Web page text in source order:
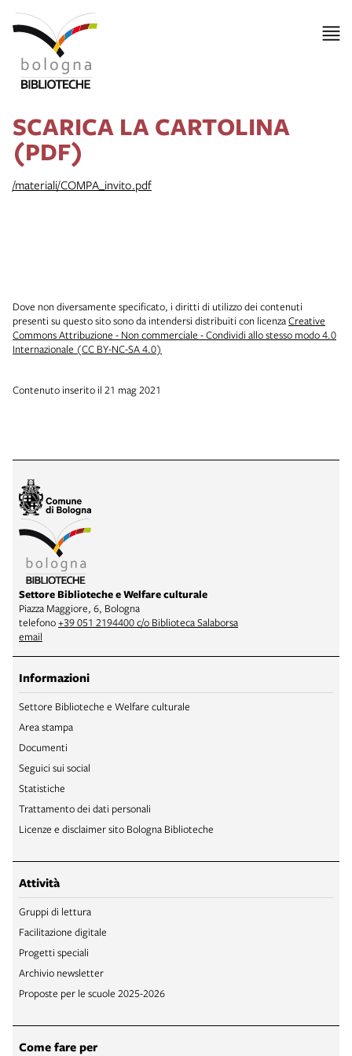
SCARICA LA CARTOLINA
(PDF)
/materiali/COMPA_invito.pdf
Dove non diversamente specificato, i diritti di utilizzo dei contenuti
presenti su questo sito sono da intendersi distribuiti con licenzaCreative
Commons Attribuzione - Non commerciale - Condividi allo stesso modo 4.0
Internazionale (CC BY-NC-SA 4.0)
Contenuto inserito il 21 mag 2021
Settore Biblioteche e Welfare culturale
Piazza Maggiore, 6, Bologna
telefono+39 051 2194400 c/o Biblioteca Salaborsa
email
Informazioni
Settore Biblioteche e Welfare culturale
Area stampa
Documenti
Seguici sui social
Statistiche
Trattamento dei dati personali
Licenze e disclaimer sito Bologna Biblioteche
Attività
Gruppi di lettura
Facilitazione digitale
Progetti speciali
Archivio newsletter
Proposte per le scuole 2025-2026
Come fare per